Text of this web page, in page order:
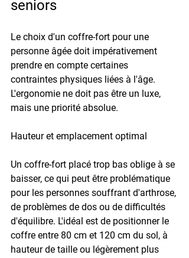
seniors
Le choix d'un coffre-fort pour une
personne âgée doit impérativement
prendre en compte certaines
contraintes physiques liées à l'âge.
L'ergonomie ne doit pas être un luxe,
mais une priorité absolue.
Hauteur et emplacement optimal
Un coffre-fort placé trop bas oblige à se
baisser, ce qui peut être problématique
pour les personnes souffrant d'arthrose,
de problèmes de dos ou de difficultés
d'équilibre. L'idéal est de positionner le
coffre entre 80 cm et 120 cm du sol, à
hauteur de taille ou légèrement plus